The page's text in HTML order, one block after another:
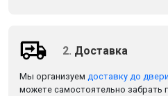
2. Доставка
Мы организуем доставку до двери
можете самостоятельно забрать